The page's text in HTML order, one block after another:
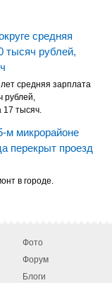
средняя
тысяч рублей,
средняя зарплата
рублей,
тысяч.
м микрорайоне
перекрыт проезд
в городе.
Фото
Форум
Блоги